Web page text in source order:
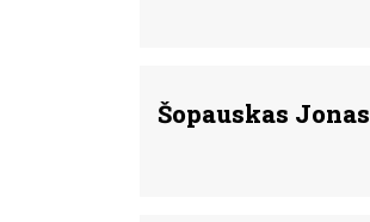
Šopauskas Jonas